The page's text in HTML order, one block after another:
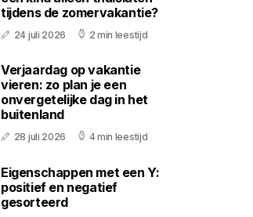
tijdens de zomervakantie?
24 juli 2026 2 min leestijd
Verjaardag op vakantie
vieren: zo plan je een
onvergetelijke dag in het
buitenland
28 juli 2026 4 min leestijd
Eigenschappen met een Y:
positief en negatief
gesorteerd